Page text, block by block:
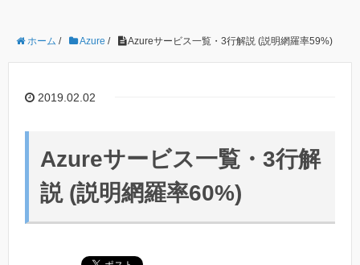
ホーム / Azure / Azureサービス一覧・3行解説 (説明網羅率59%)
2019.02.02
Azureサービス一覧・3行解
説 (説明網羅率60%)